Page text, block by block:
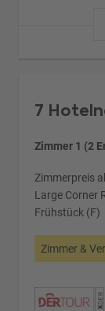
7
Zimmer 1 (2
Zimmerpreis
Large Corner
Frühstück (F)
Zimmer &